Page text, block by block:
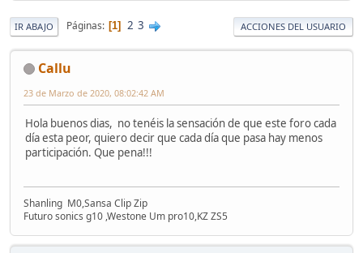
IR ABAJO Páginas 1 2 3 ACCIONES DEL USUARIO
Callu
23 de Marzo de 2020, 08:02:42 AM
Hola buenos dias, no tenéis la sensación de que este foro cada
día esta peor, quiero decir que cada día que pasa hay menos
participación. Que pena!!!
Shanling M0,Sansa Clip Zip
Futuro sonics g10 ,Westone Um pro10,KZ ZS5